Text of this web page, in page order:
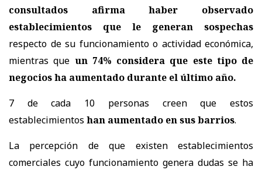
consultados afirma haber observado
establecimientos que le generan sospechas
respecto de su funcionamiento o actividad económica,
mientras que un 74% considera que este tipo de
negocios ha aumentado durante el último año.
7 de cada 10 personas creen que estos
establecimientos han aumentado en sus barrios.
La percepción de que existen establecimientos
comerciales cuyo funcionamiento genera dudas se ha